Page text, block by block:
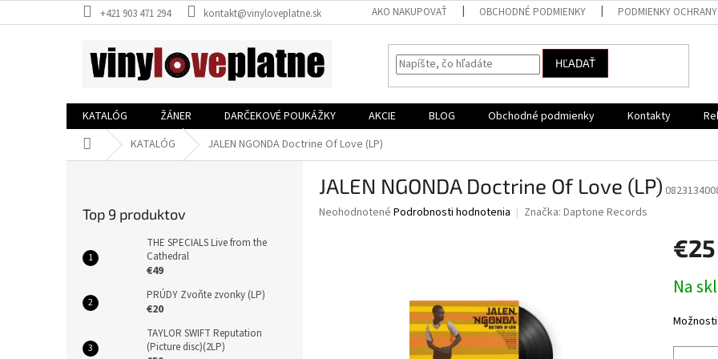
na
+421 903 471 294 kontakt@vinyloveplatne.sk AKO NAKUPOVAŤ OBCHODNÉ PODMIENKY PODMIENKY OCHRANY
HĽADAŤ
KATALÓG ŽÁNER DARČEKOVÉ POUKÁŽKY AKCIE BLOG Obchodné podmienky Kontakty
DomovKATALÓG JALEN NGONDA Doctrine Of Love (LP)
Top 9 produktov
THE SPECIALS Live from the
Cathedral
€49
PRÚDY Zvoňte zvonky (LP)
€20
TAYLOR SWIFT Reputation
(Picture disc)(2LP)
JALEN NGONDA Doctrine Of Love (LP)
Priemerné
Neohodnotené Podrobnosti hodnotenia Značka: Daptone Records
€25
cena:
Na